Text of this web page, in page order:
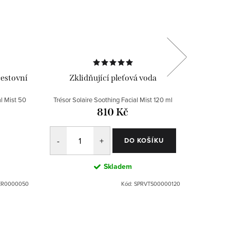
Mist 50
Zklidňující pleťová voda
Trésor Solaire Soothing Facial Mist 120 ml
810 Kč
DO KOŠÍKU
Skladem
Kód: SPRVTS00000120